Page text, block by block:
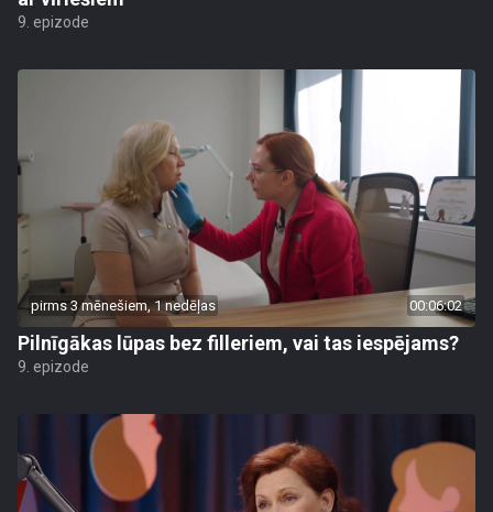
9. epizode
pirms 3 mēnešiem, 1 nedēļas 00:06:02
Pilnīgākas lūpas bez filleriem, vai tas iespējams?
9. epizode